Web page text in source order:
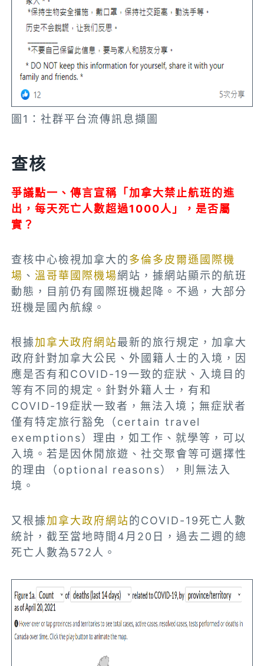
圖1：社群平台流傳訊息擷圖
查核
爭議點一、傳言宣稱「加拿大禁止航班的進
出，每天死亡人數超過1000人」，是否屬
實？
查核中心檢視加拿大的多倫多皮爾遜國際機
場 、溫哥華國際機場網站，據網站顯示的航班
動態，目前仍有國際班機起降。不過，大部分
班機是國內航線。
根據加拿大政府網站最新的旅行規定，加拿大
政府針對加拿大公民、外國籍人士的入境，因
應是否有和COVID-19一致的症狀、入境目的
等有不同的規定。針對外籍人士，有和
COVID-19症狀一致者，無法入境；無症狀者
僅有特定旅行豁免（certain travel
exemptions）理由，如工作、就學等，可以
入境。若是因休閒旅遊、社交聚會等可選擇性
的理由（optional reasons），則無法入
境。
又根據加拿大政府網站的COVID-19死亡人數
統計，截至當地時間4月20日，過去二週的總
死亡人數為572人。